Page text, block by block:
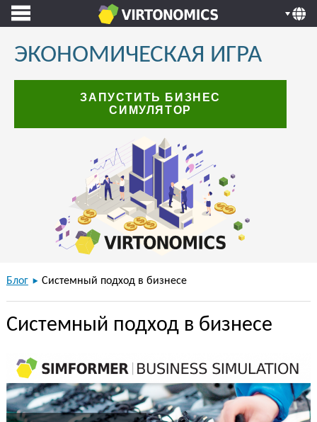
ЭКОНОМИЧЕСКАЯ ИГРА
ЗАПУСТИТЬ БИЗНЕС
СИМУЛЯТОР
Блог Системный подход в бизнесе
Системный подход в бизнесе